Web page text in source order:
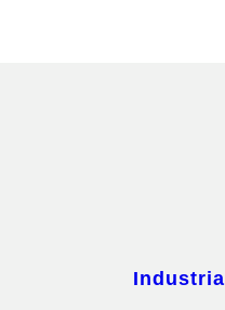
Industrial